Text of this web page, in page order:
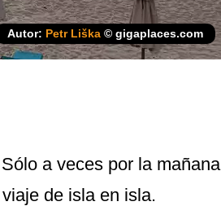
Autor: Petr Liška © gigaplaces.com
a veces por la mañana
de isla en isla.